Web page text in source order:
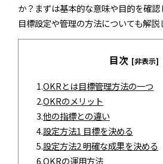
か？まずは基本的な意味や目的を確
目標設定や管理の方法についても解説
目次 [非表示]
1.OKRとは目標管理方法の一つ
2.OKRのメリット
3.他の指標との違い
4.設定方法1 目標を決める
5.設定方法2 明確な成果を決める
6.OKRの運用方法